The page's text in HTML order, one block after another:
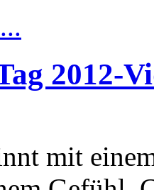
2012-
mit